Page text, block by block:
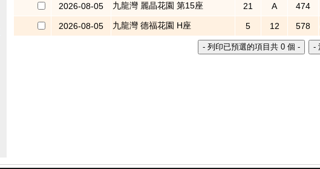
2026-08-05 九龍灣 麗晶花園 第15座 21 A 474
2026-08-05 九龍灣 德福花園 H座 5 12 578